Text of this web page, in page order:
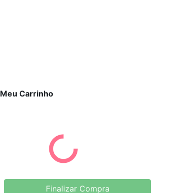
Meu Carrinho
Finalizar Compra